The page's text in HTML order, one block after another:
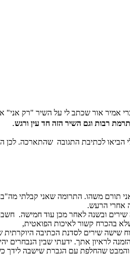
אמיר אור שכתב לי על השיר "רק אני"
רבות וגם השיר הזה חד עין ורגש.
הביאו לכתיבת התגובה שהתארכה. לכן
תורם משהו. התרומה שאני קבלתי
אחרי הרעש.
ובשנה לאחר מכן עוד חמישה.
בהכרח קשור לאיכות הפואטית,
שישה שירים לסדנת הכתיבה היוקרתית
לראיון אתך. ידעתי שבין הנבחרים
שהחלפת עם הגברת שישבה לידך